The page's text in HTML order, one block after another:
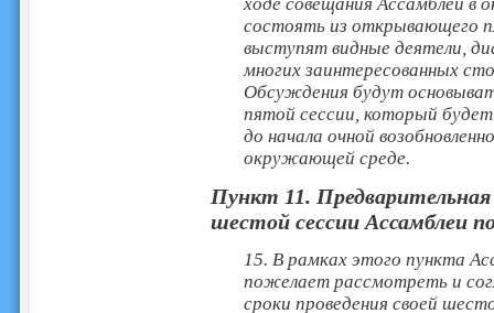
состоять из открывающего
выступят видные деятели,
многих заинтересованных
Обсуждения будут
пятой сессии, который
до начала очной
окружающей среде.
Пункт 11. Предварительная
шестой сессии Ассамблеи
15. В рамках этого пункта
пожелает рассмотреть и
сроки проведения своей